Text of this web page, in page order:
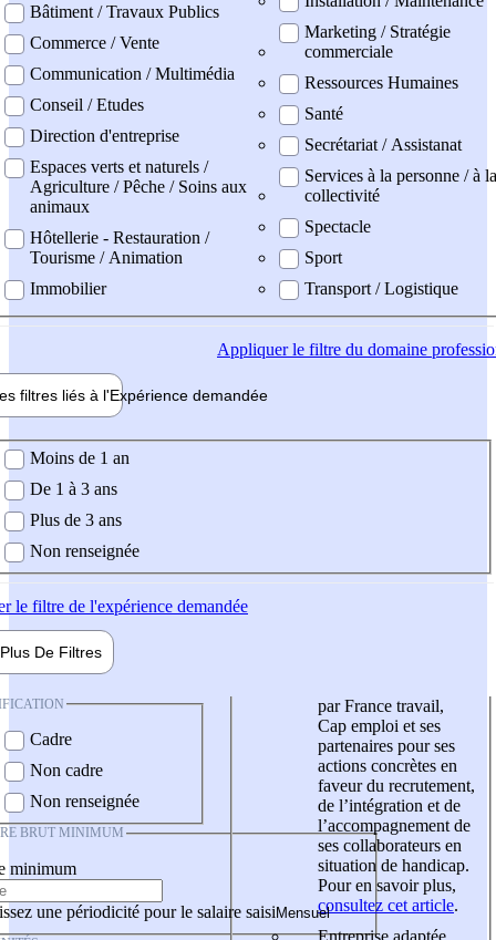
Bâtiment / Travaux Publics
Commerce / Vente
Communication / Multimédia
Conseil / Etudes
Direction d'entreprise
Espaces verts et naturels /
Agriculture / Pêche / Soins aux
animaux
Hôtellerie - Restauration /
Tourisme / Animation
Immobilier
Marketing / Stratégie
commerciale
Ressources Humaines
Santé
Secrétariat / Assistanat
Services à la personne / à la
collectivité
Spectacle
Sport
Transport / Logistique
Appliquerle filtre du domaine
filtres liés à l'Expérience demandée
demandée
Moins de 1 an
De 1 à 3 ans
Plus de 3 ans
Non renseignée
le filtre de l'expérience demandée
Plus De Filtres
Cadre
Non cadre
Non renseignée
BRUT MINIMUM
minimum
une périodicité pour le salaire saisi
par France travail,
Cap emploi et ses
partenaires pour ses
actions concrètes en
faveur du recrutement,
de l’intégration et de
l’accompagnement de
ses collaborateurs en
situation de handicap.
Pour en savoir plus,
consultez cet article.
Entreprise adaptée